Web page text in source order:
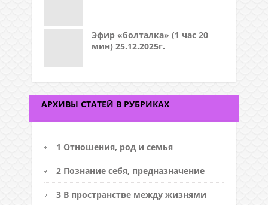
Эфир «болталка» (1 час 20
мин) 25.12.2025г.
АРХИВЫ СТАТЕЙ В РУБРИКАХ
1 Отношения, род и семья
2 Познание себя, предназначение
3 В пространстве между жизнями